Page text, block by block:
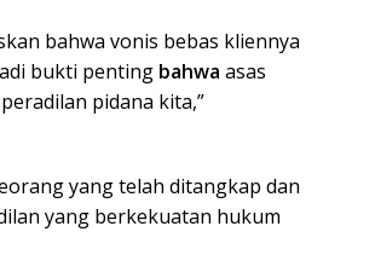
bahwa vonis bebas kliennya
bukti penting bahwa asas
pidana kita,”
yang telah ditangkap dan
yang berkekuatan hukum